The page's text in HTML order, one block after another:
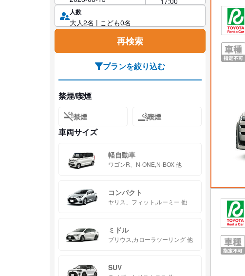
人数
再検索
プランを絞り込む
禁煙/喫煙
禁煙 喫煙
車両サイズ
軽自動車
ワゴンR、N-ONE,N-BOX 他
コンパクト
ヤリス、フィット,ルーミー 他
ミドル
プリウス,カローラツーリング 他
SUV